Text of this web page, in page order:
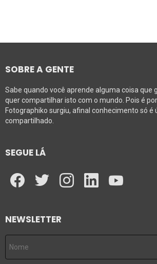
SOBRE A GENTE
Sabe quando você aprende alguma coisa que
quer compartilhar isto com o mundo. Pois é
Fotographiko surgiu, afinal conhecimento só é
compartilhado.
SEGUE LÁ
NEWSLETTER